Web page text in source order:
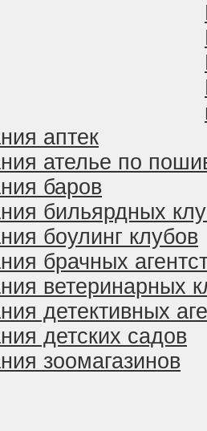
аптек
ателье по
баров
бильярдных
боулинг клубов
брачных
ветеринарных
детективных
детских садов
зоомагазинов